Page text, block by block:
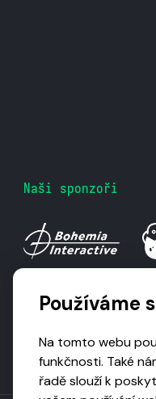
Naši sponzoři
Používáme
Na tomto webu
funkčnosti. Také
řadě slouží k